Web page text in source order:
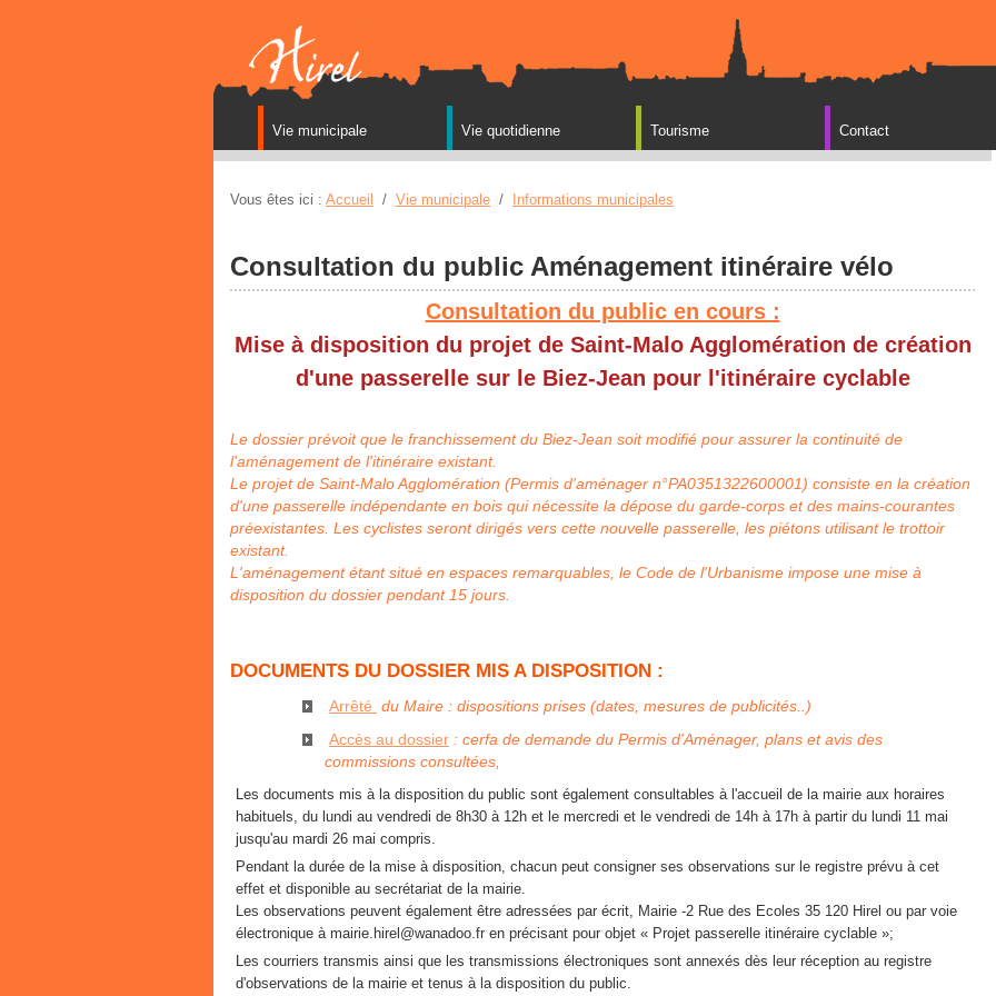
Vie municipale Vie quotidienne Tourisme Contact
Vous êtes ici : Accueil / Vie municipale / Informations municipales
Consultation du public Aménagement itinéraire vélo
Consultation du public en cours :
Mise à disposition du projet de Saint-Malo Agglomération de création
d'une passerelle sur le Biez-Jean pour l'itinéraire cyclable
Le dossier prévoit que le franchissement du Biez-Jean soit modifié pour assurer la continuité de
l'aménagement de l'itinéraire existant.
Le projet de Saint-Malo Agglomération (Permis d'aménager n°PA0351322600001) consiste en la création
d'une passerelle indépendante en bois qui nécessite la dépose du garde-corps et des mains-courantes
préexistantes. Les cyclistes seront dirigés vers cette nouvelle passerelle, les piétons utilisant le trottoir
existant.
L'aménagement étant situé en espaces remarquables, le Code de l'Urbanisme impose une mise à
disposition du dossier pendant 15 jours.
DOCUMENTS DU DOSSIER MIS A DISPOSITION :
Arrêté du Maire : dispositions prises (dates, mesures de publicités..)
Accès au dossier : cerfa de demande du Permis d'Aménager, plans et avis des
commissions consultées,
Les documents mis à la disposition du public sont également consultables à l'accueil de la mairie aux horaires
habituels, du lundi au vendredi de 8h30 à 12h et le mercredi et le vendredi de 14h à 17h à partir du lundi 11 mai
jusqu'au mardi 26 mai compris.
Pendant la durée de la mise à disposition, chacun peut consigner ses observations sur le registre prévu à cet
effet et disponible au secrétariat de la mairie.
Les observations peuvent également être adressées par écrit, Mairie -2 Rue des Ecoles 35 120 Hirel ou par voie
électronique à mairie.hirel@wanadoo.fr en précisant pour objet « Projet passerelle itinéraire cyclable »;
Les courriers transmis ainsi que les transmissions électroniques sont annexés dès leur réception au registre
d'observations de la mairie et tenus à la disposition du public.